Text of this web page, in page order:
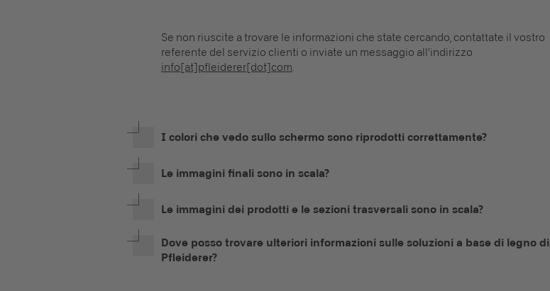
Se non riuscite a trovare le informazioni che state cercando, contattate il vostro
referente del servizio clienti o inviate un messaggio all'indirizzo
info[at]pfleiderer[dot]com.
I colori che vedo sullo schermo sono riprodotti correttamente?
Le immagini finali sono in scala?
Le immagini dei prodotti e le sezioni trasversali sono in scala?
Dove posso trovare ulteriori informazioni sulle soluzioni a base di legno di
Pfleiderer?